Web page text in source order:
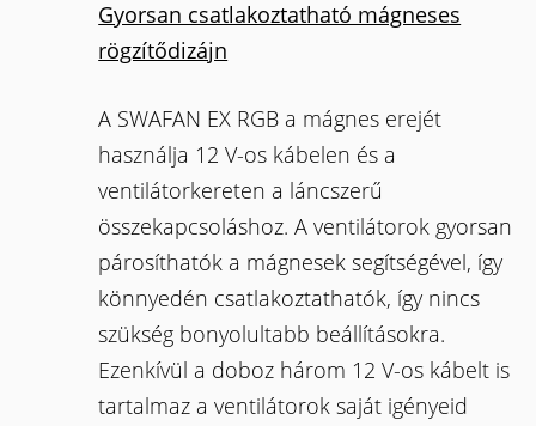
Gyorsan csatlakoztatható mágneses
rögzítődizájn
A SWAFAN EX RGB a mágnes erejét
használja 12 V-os kábelen és a
ventilátorkereten a láncszerű
összekapcsoláshoz. A ventilátorok gyorsan
párosíthatók a mágnesek segítségével, így
könnyedén csatlakoztathatók, így nincs
szükség bonyolultabb beállításokra.
Ezenkívül a doboz három 12 V-os kábelt is
tartalmaz a ventilátorok saját igényeid